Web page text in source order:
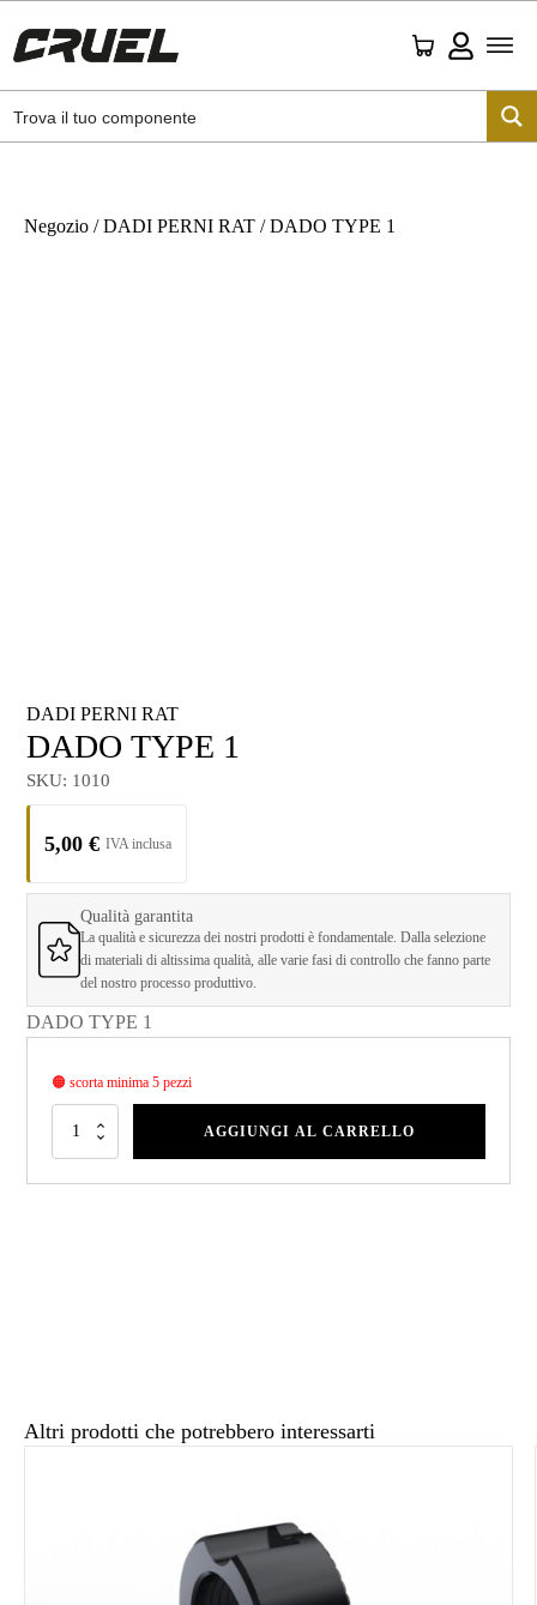
Negozio /DADI PERNI RAT / DADO TYPE 1
DADI PERNI RAT
DADO TYPE 1
SKU: 1010
5,00 €
Qualità garantita
La qualità e sicurezza dei nostri prodotti è fondamentale. Dalla selezione
di materiali di altissima qualità, alle varie fasi di controllo che fanno parte
del nostro processo produttivo.
DADO TYPE 1
🟠 scorta minima 5 pezzi
AGGIUNGI AL CARRELLO
Altri prodotti che potrebbero interessarti